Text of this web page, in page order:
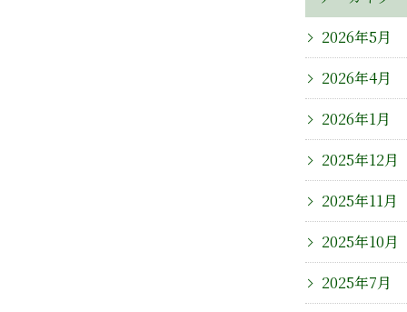
2026年5月
2026年4月
2026年1月
2025年12月
2025年11月
2025年10月
2025年7月